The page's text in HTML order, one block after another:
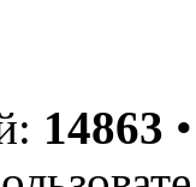
14863